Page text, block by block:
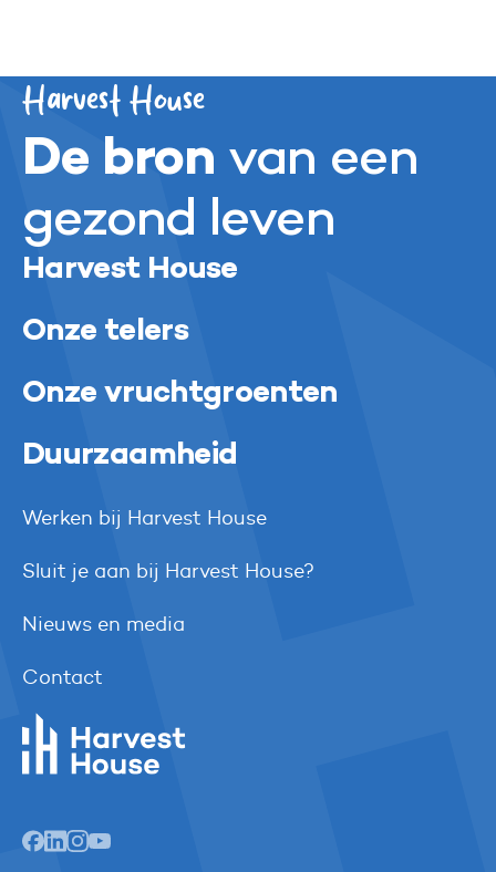
Harvest House
De bron van een
gezond leven
Harvest House
Onze telers
Onze vruchtgroenten
Duurzaamheid
Werken bij Harvest House
Sluit je aan bij Harvest House?
Nieuws en media
Contact
Harvest House